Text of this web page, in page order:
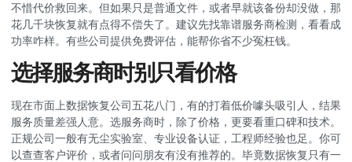
不惜代价救回来。但如果只是普通文件，或者早就该备份却没做，那
花几千块恢复就有点得不偿失了。建议先找靠谱服务商检测，看看成
功率咋样。有些公司提供免费评估，能帮你省不少冤枉钱。
选择服务商时别只看价格
现在市面上数据恢复公司五花八门，有的打着低价噱头吸引人，结果
服务质量差强人意。选服务商时，除了价格，更要看重口碑和技术。
正规公司一般有无尘实验室、专业设备认证，工程师经验也足。你可
以查查客户评价，或者问问朋友有没有推荐的。毕竟数据恢复只有一